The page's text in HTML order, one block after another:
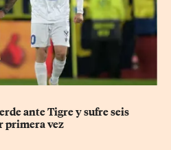
ante Tigre y sufre seis
primera vez